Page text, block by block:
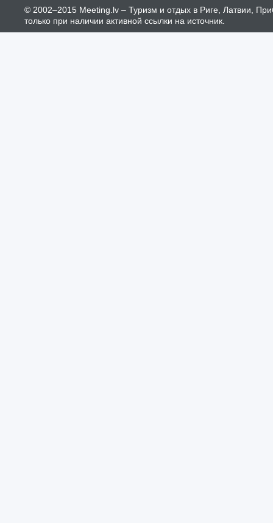
© 2002–2015 Meeting.lv – Туризм и отдых в Риге, Латвии,
только при наличии активной ссылки на источник.